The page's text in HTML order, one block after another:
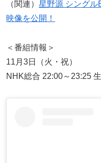
（関連） 星野源 シングル
映像を公開！
＜番組情報＞
11月3日（火・祝）
NHK総合 22:00～23:25